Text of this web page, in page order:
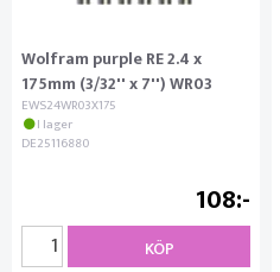
Wolfram purple RE 2.4 x
175mm (3/32'' x 7'') WR03
EWS24WR03X175
I lager
DE25116880
108
KÖP